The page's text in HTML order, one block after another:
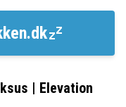
| Elevation